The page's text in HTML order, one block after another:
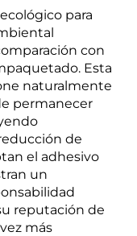
para
con
Esta
naturalmente
permanecer
de
el adhesivo
un
reputación de
más